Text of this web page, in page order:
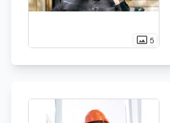
photo_size_select_actual5